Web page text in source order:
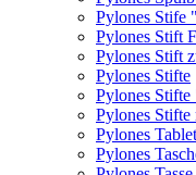
Pylones Stife
Pylones Stift
Pylones Stift
Pylones Stifte
Pylones
Pylones Stifte
Pylones
Pylones